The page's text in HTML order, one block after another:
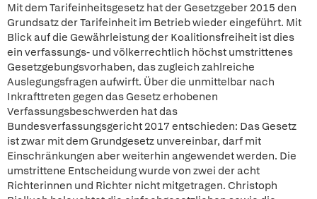
Mit dem Tarifeinheitsgesetz hat der Gesetzgeber 2015 den
Grundsatz der Tarifeinheit im Betrieb wieder eingeführt. Mit
Blick auf die Gewährleistung der Koalitionsfreiheit ist dies
ein verfassungs- und völkerrechtlich höchst umstrittenes
Gesetzgebungsvorhaben, das zugleich zahlreiche
Auslegungsfragen aufwirft. Über die unmittelbar nach
Inkrafttreten gegen das Gesetz erhobenen
Verfassungsbeschwerden hat das
Bundesverfassungsgericht 2017 entschieden: Das Gesetz
ist zwar mit dem Grundgesetz unvereinbar, darf mit
Einschränkungen aber weiterhin angewendet werden. Die
umstrittene Entscheidung wurde von zwei der acht
Richterinnen und Richter nicht mitgetragen. Christoph